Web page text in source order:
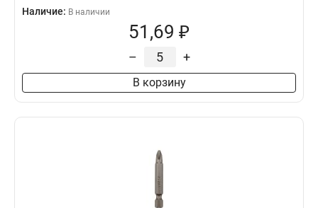
Наличие: В наличии
51,69 ₽
– +
В корзину